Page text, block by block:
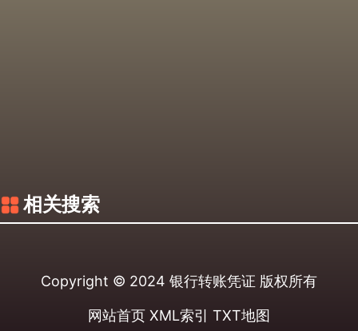
相关搜索
Copyright © 2024 银行转账凭证 版权所有
网站首页 XML索引 TXT地图